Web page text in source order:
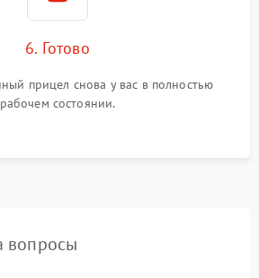
6. Готово
прицел снова у вас в полностью
рабочем состоянии.
вопросы